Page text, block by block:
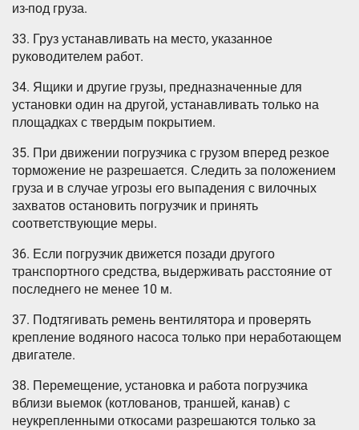
из-под груза.
33. Груз устанавливать на место, указанное
руководителем работ.
34. Ящики и другие грузы, предназначенные для
установки один на другой, устанавливать только на
площадках с твердым покрытием.
35. При движении погрузчика с грузом вперед резкое
торможение не разрешается. Следить за положением
груза и в случае угрозы его выпадения с вилочных
захватов остановить погрузчик и принять
соответствующие меры.
36. Если погрузчик движется позади другого
транспортного средства, выдерживать расстояние от
последнего не менее 10 м.
37. Подтягивать ремень вентилятора и проверять
крепление водяного насоса только при неработающем
двигателе.
38. Перемещение, установка и работа погрузчика
вблизи выемок (котлованов, траншей, канав) с
неукрепленными откосами разрешаются только за